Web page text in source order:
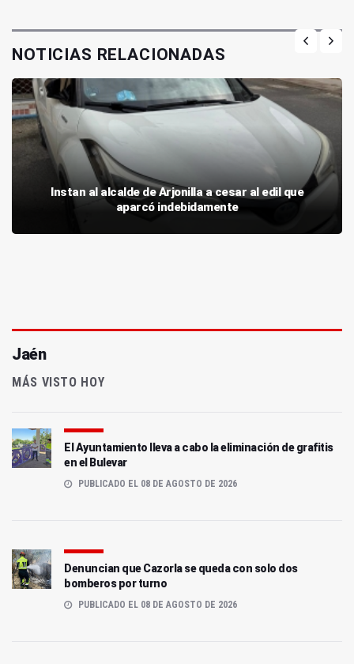
NOTICIAS RELACIONADAS
Instan al alcalde de Arjonilla a cesar al edil que
aparcó indebidamente
Jaén
MÁS VISTO HOY
El Ayuntamiento lleva a cabo la eliminación de grafitis
en el Bulevar
PUBLICADO EL 08 DE AGOSTO DE 2026
Denuncian que Cazorla se queda con solo dos
bomberos por turno
PUBLICADO EL 08 DE AGOSTO DE 2026